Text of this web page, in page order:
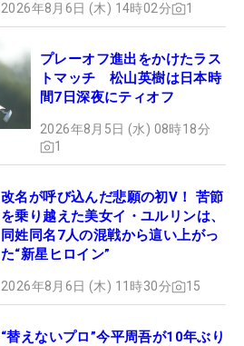
2026年8月6日 (木) 14時02分 1
プレーオフ進出をかけたラス
トマッチ 松山英樹は日本時
間7日深夜にティオフ
2026年8月5日 (水) 08時18分
1
改名が呼び込んだ悲願の初V！ 苦節
を乗り越えた美女イ・ユルリンは、
同姓同名7人の混戦から這い上がっ
た“新星ヒロイン”
2026年8月6日 (木) 11時30分 15
“替えないプロ”今平周吾が10年ぶり